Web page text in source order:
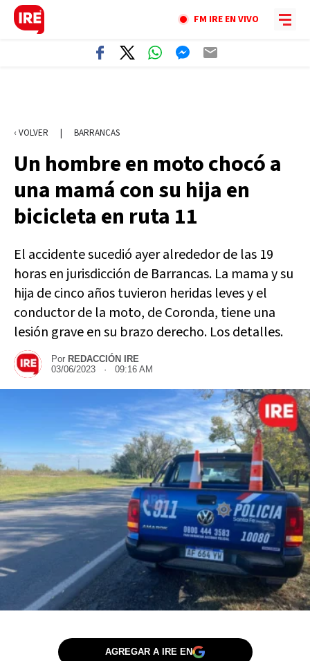
FM IRE EN VIVO
‹ VOLVER | BARRANCAS
Un hombre en moto chocó a
una mamá con su hija en
bicicleta en ruta 11
El accidente sucedió ayer alrededor de las 19
horas en jurisdicción de Barrancas. La mama y su
hija de cinco años tuvieron heridas leves y el
conductor de la moto, de Coronda, tiene una
lesión grave en su brazo derecho. Los detalles.
Por REDACCIÓN IRE
03/06/2023 · 09:16 AM
AGREGAR A IRE EN